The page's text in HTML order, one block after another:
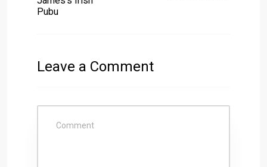
Pubu
Leave a Comment